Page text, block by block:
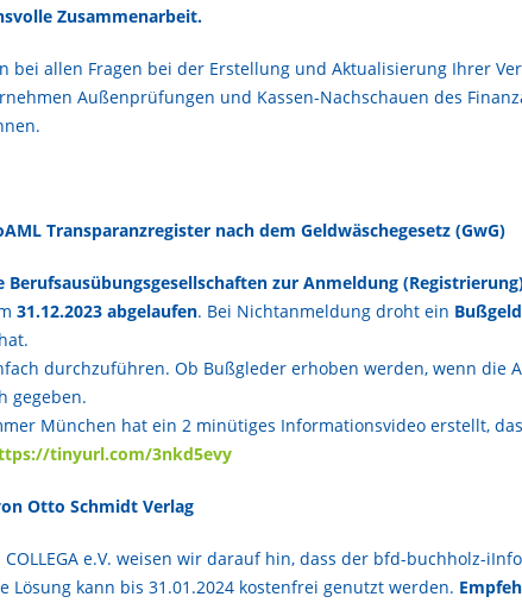
Zusammenarbeit.
bei allen Fragen bei der Erstellung und Aktualisierung Ihrer
Außenprüfungen und Kassen-Nachschauen des
Transparanzregister nach dem Geldwäschegesetz (GwG)
zur Anmeldung
31.12.2023 abgelaufen. Bei Nichtanmeldung droht ein Bußgeld
durchzuführen. Ob Bußgleder erhoben werden, wenn die
gegeben.
München hat ein 2 minütiges Informationsvideo erstellt,
tinyurl.com/3nkd5evy
Otto Schmidt Verlag
e.V. weisen wir darauf hin, dass der bfd-buchholz-
Lösung kann bis 31.01.2024 kostenfrei genutzt werden.